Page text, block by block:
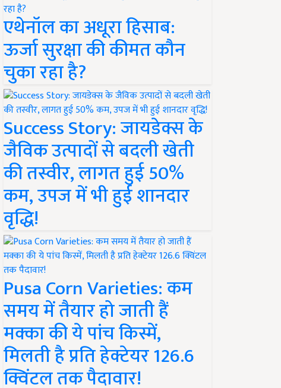
एथेनॉल का अधूरा हिसाब:
ऊर्जा सुरक्षा की कीमत कौन
चुका रहा है?
Success Story: जायडेक्स के
जैविक उत्पादों से बदली खेती
की तस्वीर, लागत हुई 50%
कम, उपज में भी हुई शानदार
वृद्धि!
Pusa Corn Varieties: कम
समय में तैयार हो जाती हैं
मक्का की ये पांच किस्में,
मिलती है प्रति हेक्टेयर 126.6
क्विंटल तक पैदावार!